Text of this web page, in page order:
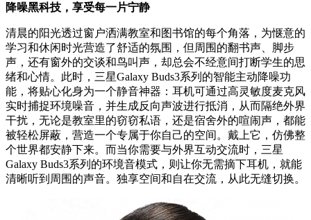
降噪黑科技，享受每一片宁静
清晨的阳光透过窗户洒满教室和图书馆的每个角落，为惬意的
学习和休闲时光营造了舒适的氛围，但周围的翻书声、脚步
声，还有窗外的交谈和鸟叫声，却总会不经意间打断学生的思
绪和心情。此时，三星Galaxy Buds3系列的智能主动降噪功
能，将贴心化身为一个静音神器：耳机可通过高灵敏度麦克风
实时捕捉环境噪音，并生成反向声波进行抵消，从而隔绝外界
干扰，无论是教室里的窃窃私语，还是宿舍外的喧闹声，都能
被轻松屏蔽，营造一个专属于你自己的空间。戴上它，仿佛整
个世界都安静下来。而当你需要与外界互动交流时，三星
Galaxy Buds3系列的环境音模式，则让你无需摘下耳机，就能
清晰听到周围的声音。独享空间和自在交流，从此无缝切换。